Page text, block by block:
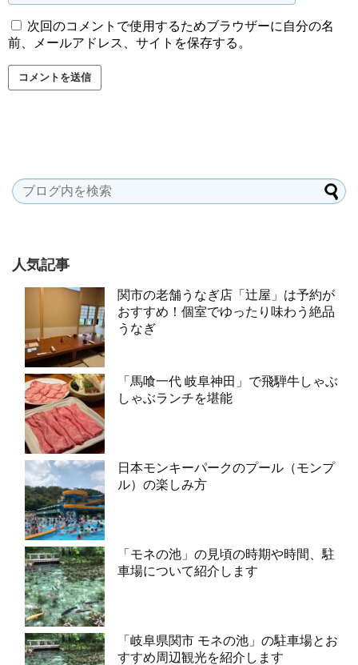
次回のコメントで使用するためブラウザーに自分の名
前、メールアドレス、サイトを保存する。
人気記事
関市の老舗うなぎ店「辻屋」は予約が
おすすめ！個室でゆったり味わう絶品
うなぎ
「馬喰一代 岐阜神田」で飛騨牛しゃぶ
しゃぶランチを堪能
日本モンキーパークのプール（モンプ
ル）の楽しみ方
「モネの池」の見頃の時期や時間、駐
車場について紹介します
「岐阜県関市 モネの池」の駐車場とお
すすめ周辺観光を紹介します